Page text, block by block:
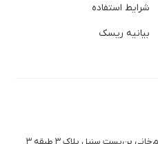
شرایط استفاده
بیانیه ریسک
بن‌بست سنبل پلاک ۳ طبقه ۳